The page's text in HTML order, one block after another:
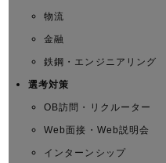
物流
金融
鉄鋼・エンジニアリング
選考対策
OB訪問・リクルーター
Web面接・Web説明会
インターンシップ